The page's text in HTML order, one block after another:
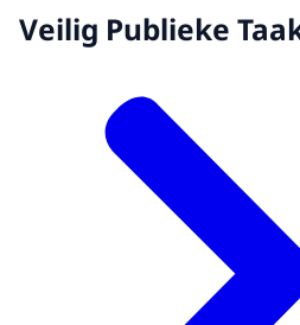
Veilig Publieke